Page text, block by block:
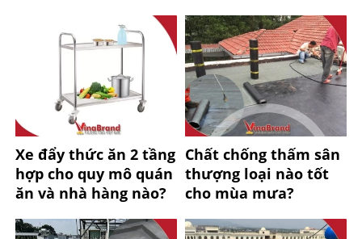
Xe đẩy thức ăn 2 tầng
hợp cho quy mô quán
ăn và nhà hàng nào?
Chất chống thấm sân
thượng loại nào tốt
cho mùa mưa?